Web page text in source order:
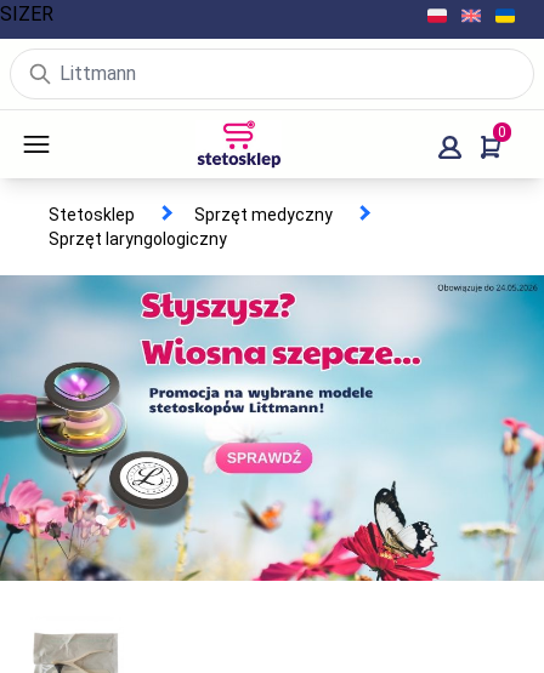
0
Stetosklep
Sprzęt medyczny
Sprzęt laryngologiczny
SIZER